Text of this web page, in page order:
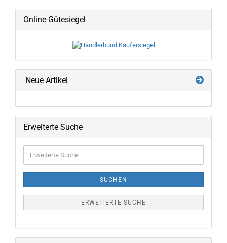
Online-Gütesiegel
Neue Artikel
Erweiterte Suche
Suche
SUCHEN
ERWEITERTE SUCHE